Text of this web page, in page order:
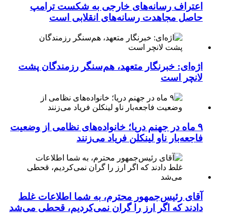
اعتراف رسانه‌های خارجی به شکست ترامپ
حاصل مجاهدت رسانه‌های انقلابی است
اژه‌ای: خبرنگار متعهد، هم‌سنگر رزمندگان پشت
لانچر است
۹ ماه در جهنم دریا؛ خانواده‌های نظامی از وضعیت
فاجعه‌بار ناو لینکلن فریاد می‌زنند
آقای رئیس‌جمهور محترم، به شما اطلاعات غلط
دادند که اگر ارز را گران نمی‌کردیم، قحطی می‌شد